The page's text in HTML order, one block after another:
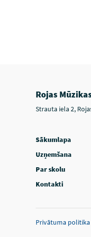
Rojas
Strauta iela 2,
Sākumlapa
Uzņemšana
Par skolu
Kontakti
Privātuma politika